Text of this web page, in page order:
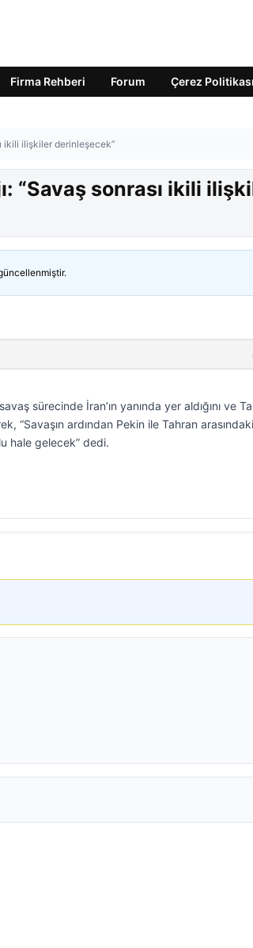
Firma Rehberi Forum Çerez Politikası
ikili ilişkiler derinleşecek”
“Savaş sonrası ikili
sürecinde İran’ın yanında yer aldığını ve
“Savaşın ardından Pekin ile Tahran
hale gelecek” dedi.